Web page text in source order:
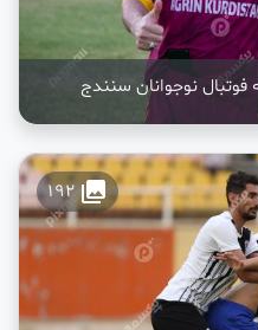
فوتبال نوجوانان سنندج
collections
192